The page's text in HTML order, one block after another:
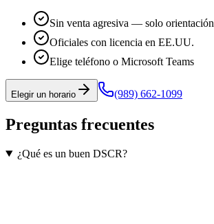
Sin venta agresiva — solo orientación
Oficiales con licencia en EE.UU.
Elige teléfono o Microsoft Teams
Elegir un horario (989) 662-1099
Preguntas frecuentes
¿Qué es un buen DSCR?